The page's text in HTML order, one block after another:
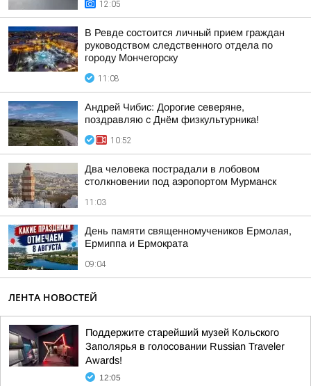
12:05
В Ревде состоится личный прием граждан
руководством следственного отдела по
городу Мончегорску
11:08
Андрей Чибис: Дорогие северяне,
поздравляю с Днём физкультурника!
10:52
Два человека пострадали в лобовом
столкновении под аэропортом Мурманск
11:03
День памяти священномучеников Ермолая,
Ермиппа и Ермократа
09:04
ЛЕНТА НОВОСТЕЙ
Поддержите старейший музей Кольского
Заполярья в голосовании Russian Traveler
Awards!
12:05